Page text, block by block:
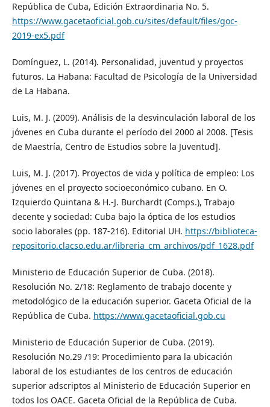
República de Cuba, Edición Extraordinaria No. 5.
https://www.gacetaoficial.gob.cu/sites/default/files/goc-
2019-ex5.pdf
Domínguez, L. (2014). Personalidad, juventud y proyectos
futuros. La Habana: Facultad de Psicología de la Universidad
de La Habana.
Luis, M. J. (2009). Análisis de la desvinculación laboral de los
jóvenes en Cuba durante el período del 2000 al 2008. [Tesis
de Maestría, Centro de Estudios sobre la Juventud].
Luis, M. J. (2017). Proyectos de vida y política de empleo: Los
jóvenes en el proyecto socioeconómico cubano. En O.
Izquierdo Quintana & H.-J. Burchardt (Comps.), Trabajo
decente y sociedad: Cuba bajo la óptica de los estudios
socio laborales (pp. 187-216). Editorial UH. https://biblioteca-
repositorio.clacso.edu.ar/libreria_cm_archivos/pdf_1628.pdf
Ministerio de Educación Superior de Cuba. (2018).
Resolución No. 2/18: Reglamento de trabajo docente y
metodológico de la educación superior. Gaceta Oficial de la
República de Cuba. https://www.gacetaoficial.gob.cu
Ministerio de Educación Superior de Cuba. (2019).
Resolución No.29 /19: Procedimiento para la ubicación
laboral de los estudiantes de los centros de educación
superior adscriptos al Ministerio de Educación Superior en
todos los OACE. Gaceta Oficial de la República de Cuba.